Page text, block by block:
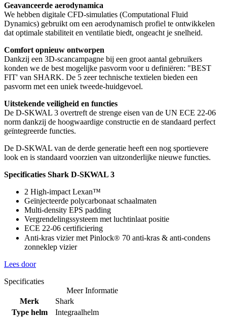
Geavanceerde aerodynamica
We hebben digitale CFD-simulaties (Computational Fluid
Dynamics) gebruikt om een aerodynamisch profiel te ontwikkelen
dat optimale stabiliteit en ventilatie biedt, ongeacht je snelheid.
Comfort opnieuw ontworpen
Dankzij een 3D-scancampagne bij een groot aantal gebruikers
konden we de best mogelijke pasvorm voor u definiëren: "BEST
FIT' van SHARK. De 5 zeer technische textielen bieden een
pasvorm met een uniek tweede-huidgevoel.
Uitstekende veiligheid en functies
De D-SKWAL 3 overtreft de strenge eisen van de UN ECE 22-06
norm dankzij de hoogwaardige constructie en de standaard perfect
geïntegreerde functies.
De D-SKWAL van de derde generatie heeft een nog sportievere
look en is standaard voorzien van uitzonderlijke nieuwe functies.
Specificaties Shark D-SKWAL 3
2 High-impact Lexan™
Geïnjecteerde polycarbonaat schaalmaten
Multi-density EPS padding
Vergrendelingssysteem met luchtinlaat positie
ECE 22-06 certificiering
Anti-kras vizier met Pinlock® 70 anti-kras & anti-condens
zonneklep vizier
Lees door
Specificaties
Meer Informatie
Merk
Shark
Type helm
Integraalhelm